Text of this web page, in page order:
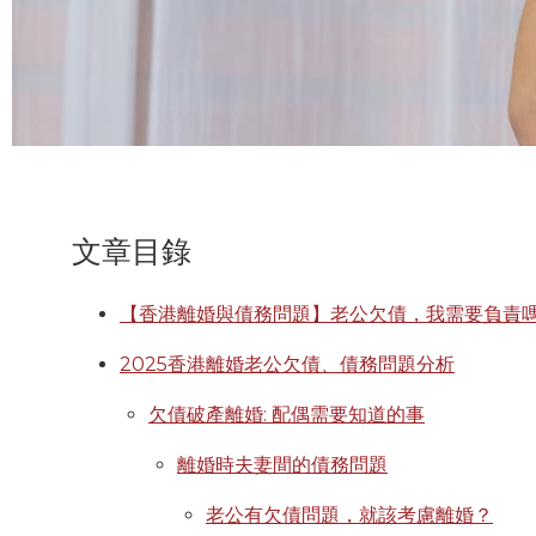
文章目錄
【香港離婚與債務問題】老公欠債，我需要負責
2025香港離婚老公欠債、債務問題分析
欠債破產離婚: 配偶需要知道的事
離婚時夫妻間的債務問題
老公有欠債問題，就該考慮離婚？